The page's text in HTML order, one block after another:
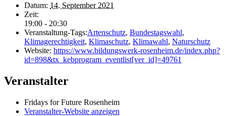
Datum: 14. September 2021
Zeit:
19:00 - 20:30
Veranstaltung-Tags:Artenschutz, Bundestagswahl,
Klimagerechtigkeit, Klimaschutz, Klimawahl, Naturschutz
Website: https://www.bildungswerk-rosenheim.de/index.php?
id=898&tx_kebprogram_eventlist[ver_id]=49761
Veranstalter
Fridays for Future Rosenheim
Veranstalter-Website anzeigen